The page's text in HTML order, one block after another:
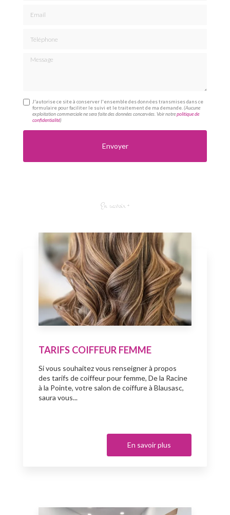
Message
J'autorise ce site à conserver l'ensemble des données transmises dans ce
formulaire pour faciliter le suivi et le traitement de ma demande.(Aucune
exploitation commerciale ne sera faite des données concervées. Voir notrepolitique de
confidentialité)
En savoir +
TARIFS COIFFEUR FEMME
Si vous souhaitez vous renseigner à propos
des tarifs de coiffeur pour femme, De la Racine
à la Pointe, votre salon de coiffure à Blausasc,
saura vous...
En savoir plus